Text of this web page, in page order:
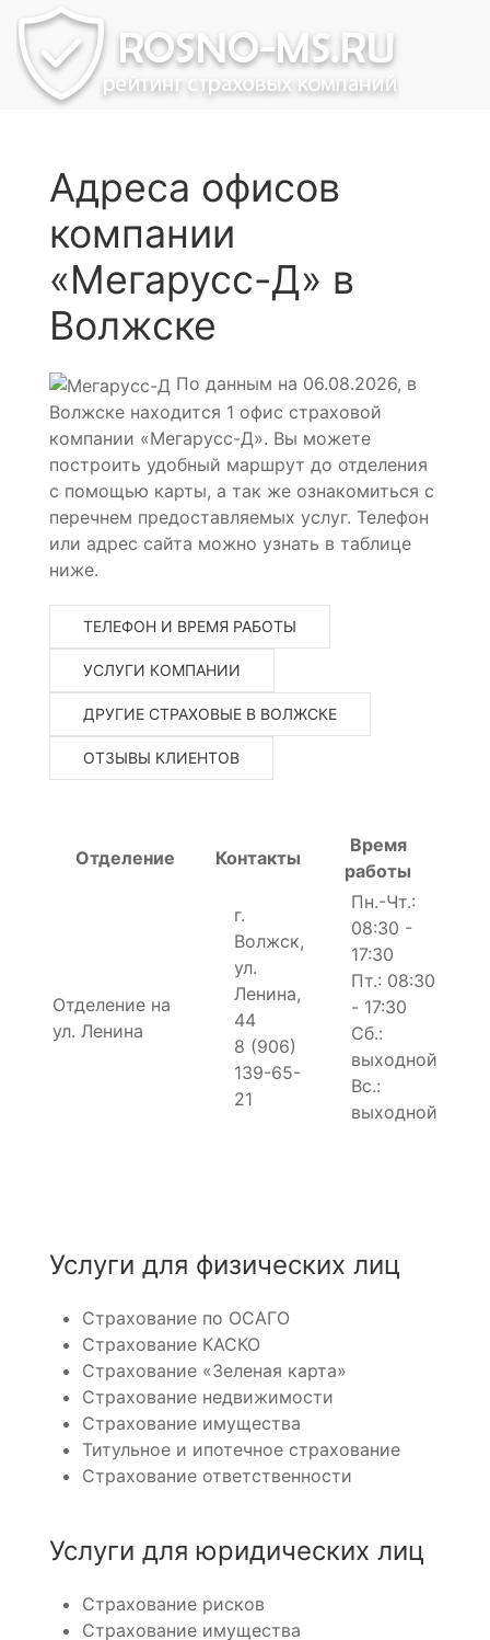
Адреса офисов
компании
«Мегарусс-Д» в
Волжске
По данным на 06.08.2026, в
Волжске находится 1 офис страховой
компании «Мегарусс-Д». Вы можете
построить удобный маршрут до отделения
с помощью карты, а так же ознакомиться с
перечнем предоставляемых услуг. Телефон
или адрес сайта можно узнать в таблице
ниже.
ТЕЛЕФОН И ВРЕМЯ РАБОТЫ
УСЛУГИ КОМПАНИИ
ДРУГИЕ СТРАХОВЫЕ В ВОЛЖСКЕ
ОТЗЫВЫ КЛИЕНТОВ
Отделение Контакты
Время
работы
Отделение на
ул. Ленина
г.
Волжск,
ул.
Ленина,
44
8 (906)
139-65-
21
Пн.-Чт.:
08:30 -
17:30
Пт.: 08:30
- 17:30
Сб.:
выходной
Вс.:
выходной
Услуги для физических лиц
Страхование по ОСАГО
Страхование КАСКО
Страхование «Зеленая карта»
Страхование недвижимости
Страхование имущества
Титульное и ипотечное страхование
Страхование ответственности
Услуги для юридических лиц
Страхование рисков
Страхование имущества